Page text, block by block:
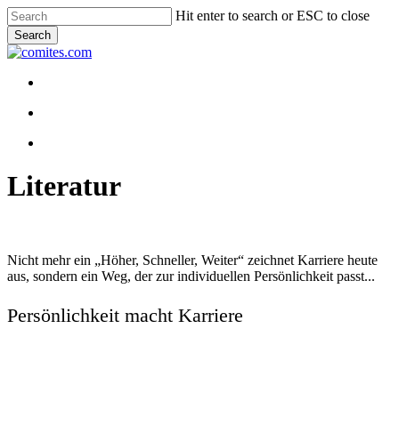
Skip
to
main
content
Hit enter to search or ESC to close
Search
Close
Menu
Literatur
Nicht mehr ein „Höher, Schneller, Weiter“ zeichnet Karriere heute
aus, sondern ein Weg, der zur individuellen Persönlichkeit passt...
Persönlichkeit macht Karriere